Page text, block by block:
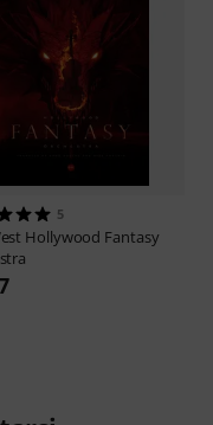
5
Hollywood Fantasy